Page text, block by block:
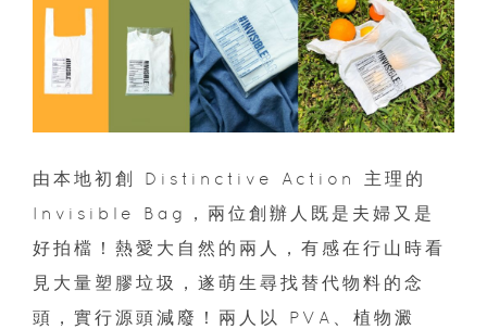
由本地初創 Distinctive Action 主理的
Invisible Bag，兩位創辦人既是夫婦又是
好拍檔！熱愛大自然的兩人，有感在行山時看
見大量塑膠垃圾，遂萌生尋找替代物料的念
頭，實行源頭減廢！兩人以 PVA、植物澱